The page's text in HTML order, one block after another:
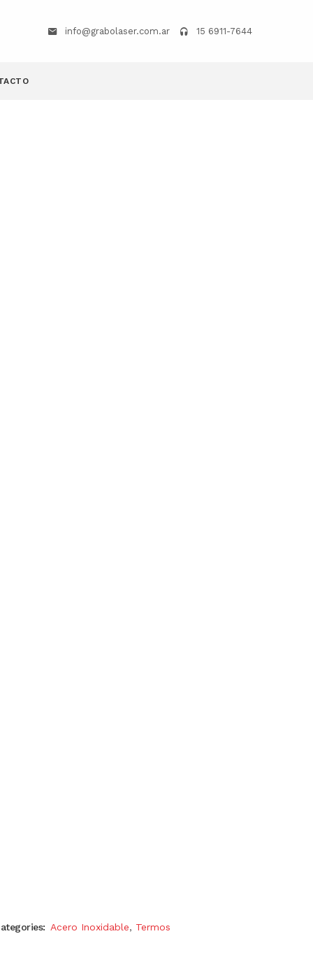
info@grabolaser.com.ar 15 6911-7644
Acero Inoxidable, Termos